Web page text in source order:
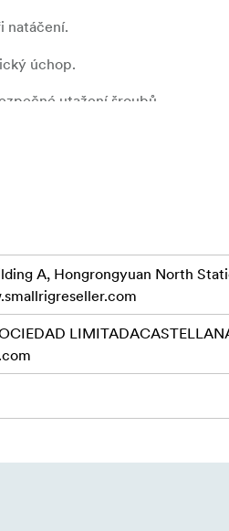
natáčení.
úchop.
utažení šroubů
A, Hongrongyuan North